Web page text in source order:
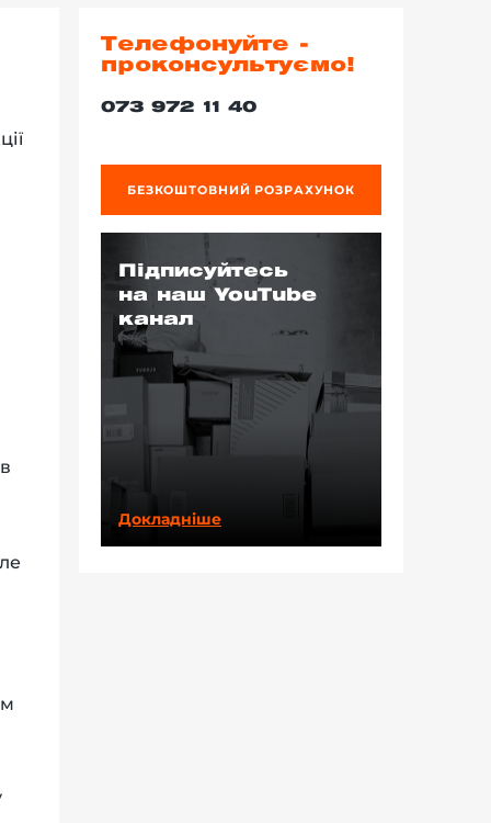
Телефонуйте -
проконсультуємо!
073 972 11 40
БЕЗКОШТОВНИЙ РОЗРАХУНОК
Підписуйтесь
на наш YouTube
канал
Докладніше